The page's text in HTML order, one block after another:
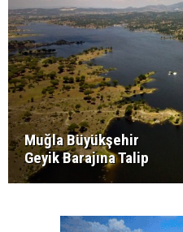
Muğla Büyükşehir
Geyik Barajına Talip